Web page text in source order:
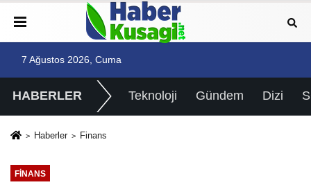
7 Ağustos 2026, Cuma
HABERLER Teknoloji Gündem Dizi
Haberler Finans
FINANS